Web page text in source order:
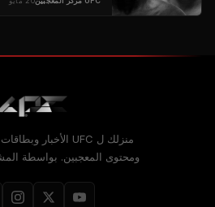
منزلك ل UFC الأخبار
ومحتوى المعجبين. بواسطة